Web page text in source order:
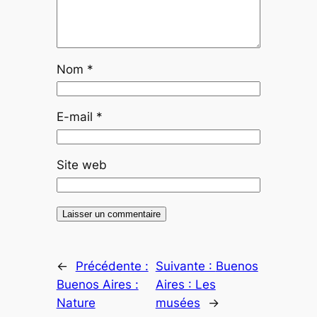
Nom *
E-mail *
Site web
←
Précédente :
Buenos Aires :
Nature
Suivante : Buenos
Aires : Les
musées
→